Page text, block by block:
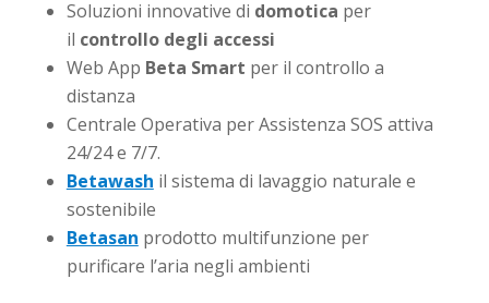
Soluzioni innovative di domotica per
il controllo degli accessi
Web App Beta Smart per il controllo a
distanza
Centrale Operativa per Assistenza SOS attiva
24/24 e 7/7.
Betawash il sistema di lavaggio naturale e
sostenibile
Betasan prodotto multifunzione per
purificare l’aria negli ambienti